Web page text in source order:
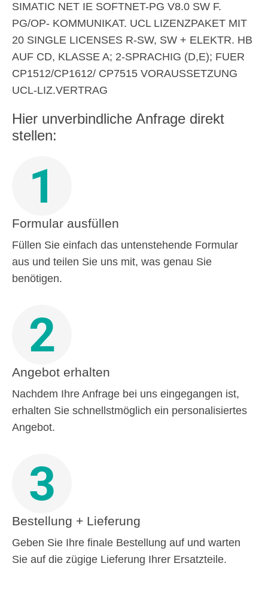
SIMATIC NET IE SOFTNET-PG V8.0 SW F.
PG/OP- KOMMUNIKAT. UCL LIZENZPAKET MIT
20 SINGLE LICENSES R-SW, SW + ELEKTR. HB
AUF CD, KLASSE A; 2-SPRACHIG (D,E); FUER
CP1512/CP1612/ CP7515 VORAUSSETZUNG
UCL-LIZ.VERTRAG
Hier unverbindliche Anfrage direkt
stellen:
1
Formular ausfüllen
Füllen Sie einfach das untenstehende Formular
aus und teilen Sie uns mit, was genau Sie
benötigen.
2
Angebot erhalten
Nachdem Ihre Anfrage bei uns eingegangen ist,
erhalten Sie schnellstmöglich ein personalisiertes
Angebot.
3
Bestellung + Lieferung
Geben Sie Ihre finale Bestellung auf und warten
Sie auf die zügige Lieferung Ihrer Ersatzteile.